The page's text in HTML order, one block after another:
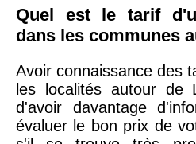
75018 -
Paris
arrondissement
75020 -Paris
20ème
9 623 €
Quel est le tarif
dans les communes
Avoir connaissance des
les localités autour de
d'avoir davantage
évaluer le bon prix de